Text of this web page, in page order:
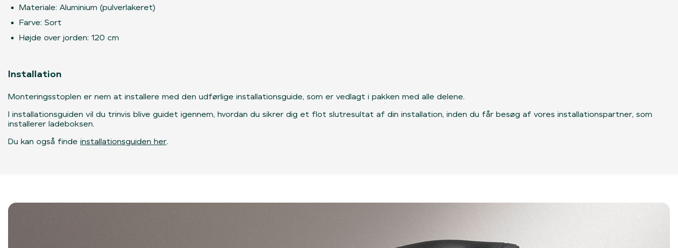
Materiale: Aluminium (pulverlakeret)
Farve: Sort
Højde over jorden: 120 cm
Installation
Monteringsstoplen er nem at installere med den udførlige installationsguide, som er vedlagt i pakken med alle delene.
I installationsguiden vil du trinvis blive guidet igennem, hvordan du sikrer dig et flot slutresultat af din installation, inden du får besøg af vores installationspartner, som
installerer ladeboksen.
Du kan også finde installationsguiden her.